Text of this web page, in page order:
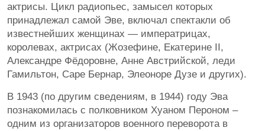
актрисы. Цикл радиопьес, замысел которых
принадлежал самой Эве, включал спектакли об
известнейших женщинах — императрицах,
королевах, актрисах (Жозефине, Екатерине II,
Александре Фёдоровне, Анне Австрийской, леди
Гамильтон, Саре Бернар, Элеоноре Дузе и других).
В 1943 (по другим сведениям, в 1944) году Эва
познакомилась с полковником Хуаном Пероном –
одним из организаторов военного переворота в